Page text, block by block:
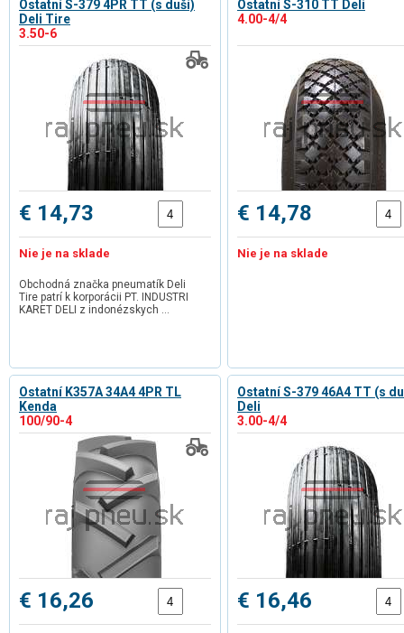
Ostatní S-379 4PR TT (s duší)
Deli Tire
3.50-6
€ 14,73
Nie je na sklade
Obchodná značka pneumatík Deli
Tire patrí k korporácii PT. INDUSTRI
KARET DELI z indonézskych …
Ostatní S-310 TT Deli
4.00-4/4
€ 14,78
Nie je na sklade
Ostatní K357A 34A4 4PR TL
Kenda
100/90-4
€ 16,26
Ostatní S-379 46A4 TT (s
Deli
3.00-4/4
€ 16,46